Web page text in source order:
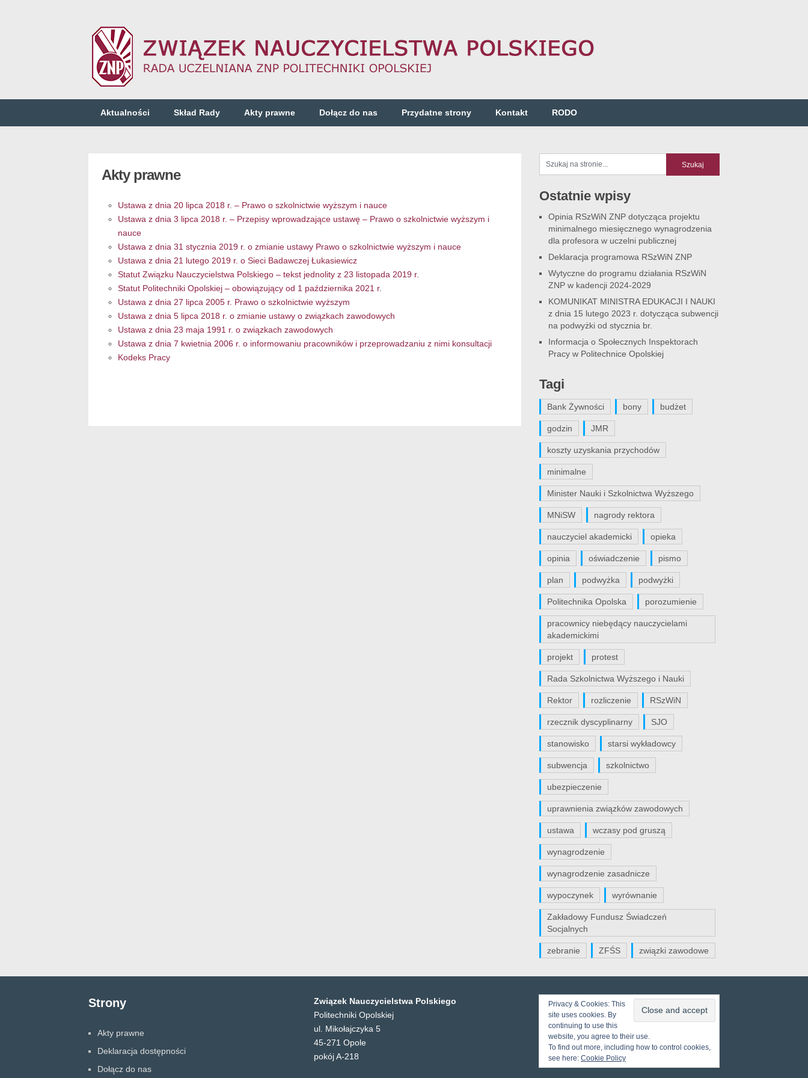
Aktualności Skład Rady Akty prawne Dołącz do nas Przydatne strony Kontakt RODO
Akty prawne
Ustawa z dnia 20 lipca 2018 r. – Prawo o szkolnictwie wyższym i nauce
Ustawa z dnia 3 lipca 2018 r. – Przepisy wprowadzające ustawę – Prawo o szkolnictwie wyższym i
nauce
Ustawa z dnia 31 stycznia 2019 r. o zmianie ustawy Prawo o szkolnictwie wyższym i nauce
Ustawa z dnia 21 lutego 2019 r. o Sieci Badawczej Łukasiewicz
Statut Związku Nauczycielstwa Polskiego – tekst jednolity z 23 listopada 2019 r.
Statut Politechniki Opolskiej – obowiązujący od 1 października 2021 r.
Ustawa z dnia 27 lipca 2005 r. Prawo o szkolnictwie wyższym
Ustawa z dnia 5 lipca 2018 r. o zmianie ustawy o związkach zawodowych
Ustawa z dnia 23 maja 1991 r. o związkach zawodowych
Ustawa z dnia 7 kwietnia 2006 r. o informowaniu pracowników i przeprowadzaniu z nimi konsultacji
Kodeks Pracy
Ostatnie wpisy
Opinia RSzWiN ZNP dotycząca projektu
minimalnego miesięcznego wynagrodzenia
dla profesora w uczelni publicznej
Deklaracja programowa RSzWiN ZNP
Wytyczne do programu działania RSzWiN
ZNP w kadencji 2024-2029
KOMUNIKAT MINISTRA EDUKACJI I NAUKI
z dnia 15 lutego 2023 r. dotycząca subwencji
na podwyżki od stycznia br.
Informacja o Społecznych Inspektorach
Pracy w Politechnice Opolskiej
Tagi
Bank Żywności bony budżet
godzin JMR
koszty uzyskania przychodów
minimalne
Minister Nauki i Szkolnictwa Wyższego
MNiSW nagrody rektora
nauczyciel akademicki opieka
opinia oświadczenie pismo
plan podwyżka podwyżki
Politechnika Opolska porozumienie
pracownicy niebędący nauczycielami
akademickimi
projekt protest
Rada Szkolnictwa Wyższego i Nauki
Rektor rozliczenie RSzWiN
rzecznik dyscyplinarny SJO
stanowisko starsi wykładowcy
subwencja szkolnictwo
ubezpieczenie
uprawnienia związków zawodowych
ustawa wczasy pod gruszą
wynagrodzenie
wynagrodzenie zasadnicze
wypoczynek wyrównanie
Zakładowy Fundusz Świadczeń
Socjalnych
zebranie ZFŚS związki zawodowe
Strony
Akty prawne
Deklaracja dostępności
Dołącz do nas
Związek Nauczycielstwa Polskiego
Politechniki Opolskiej
ul. Mikołajczyka 5
45-271 Opole
pokój A-218
Privacy & Cookies: This
site uses cookies. By
continuing to use this
website, you agree to their use.
To find out more, including how to control cookies,
see here: Cookie Policy